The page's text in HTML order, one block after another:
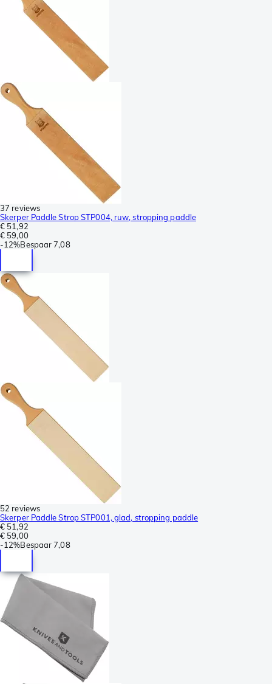
37 reviews
Skerper Paddle Strop STP004, ruw, stropping paddle
€ 51,92
€ 59,00
-12%Bespaar 7,08
52 reviews
Skerper Paddle Strop STP001, glad, stropping paddle
€ 51,92
€ 59,00
-12%Bespaar 7,08